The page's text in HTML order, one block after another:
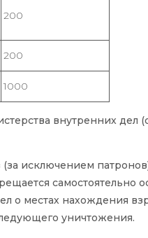
200
200
1000
внутренних дел
исключением
самостоятельно
о местах нахождения
уничтожения.